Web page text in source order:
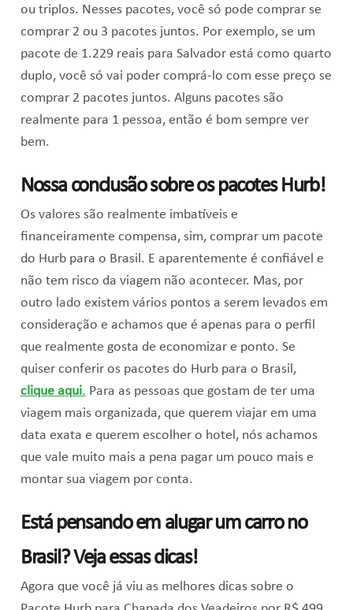
ou triplos. Nesses pacotes, você só pode comprar se
comprar 2 ou 3 pacotes juntos. Por exemplo, se um
pacote de 1.229 reais para Salvador está como quarto
duplo, você só vai poder comprá-lo com esse preço se
comprar 2 pacotes juntos. Alguns pacotes são
realmente para 1 pessoa, então é bom sempre ver
bem.
Nossa conclusão sobre os pacotes Hurb!
Os valores são realmente imbatíveis e
financeiramente compensa, sim, comprar um pacote
do Hurb para o Brasil. E aparentemente é confiável e
não tem risco da viagem não acontecer. Mas, por
outro lado existem vários pontos a serem levados em
consideração e achamos que é apenas para o perfil
que realmente gosta de economizar e ponto. Se
quiser conferir os pacotes do Hurb para o Brasil,
clique aqui. Para as pessoas que gostam de ter uma
viagem mais organizada, que querem viajar em uma
data exata e querem escolher o hotel, nós achamos
que vale muito mais a pena pagar um pouco mais e
montar sua viagem por conta.
Está pensando em alugar um carro no
Brasil? Veja essas dicas!
Agora que você já viu as melhores dicas sobre o